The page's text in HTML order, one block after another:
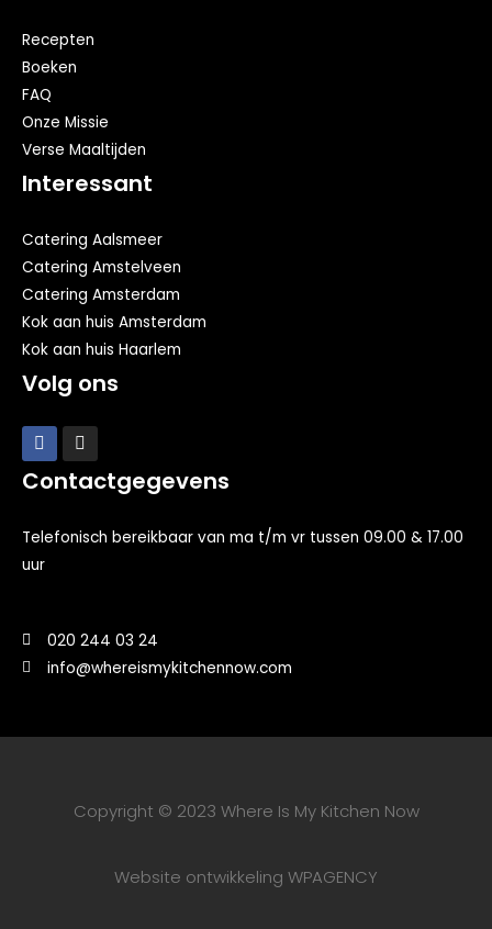
Recepten
Boeken
FAQ
Onze Missie
Verse Maaltijden
Interessant
Catering Aalsmeer
Catering Amstelveen
Catering Amsterdam
Kok aan huis Amsterdam
Kok aan huis Haarlem
Volg ons
Contactgegevens
Telefonisch bereikbaar van ma t/m vr tussen 09.00 & 17.00
uur
020 244 03 24
info@whereismykitchennow.com
Copyright © 2023 Where Is My Kitchen Now
Website ontwikkeling WPAGENCY